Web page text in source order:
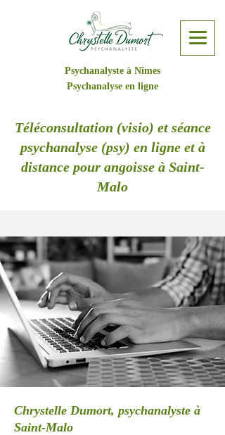
Psychanalyste à Nîmes
Psychanalyse en ligne
Téléconsultation (visio) et séance
psychanalyse (psy) en ligne et à
distance pour angoisse à Saint-
Malo
Chrystelle Dumort, psychanalyste à
Saint-Malo